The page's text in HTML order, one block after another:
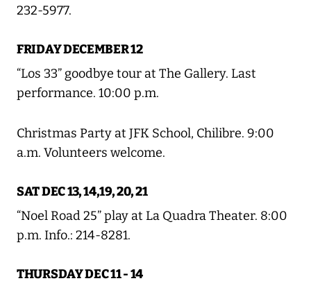
232-5977.
FRIDAY DECEMBER 12
“Los 33” goodbye tour at The Gallery. Last
performance. 10:00 p.m.
Christmas Party at JFK School, Chilibre. 9:00
a.m. Volunteers welcome.
SAT DEC 13, 14,19, 20, 21
“Noel Road 25” play at La Quadra Theater. 8:00
p.m. Info.: 214-8281.
THURSDAY DEC 11 - 14